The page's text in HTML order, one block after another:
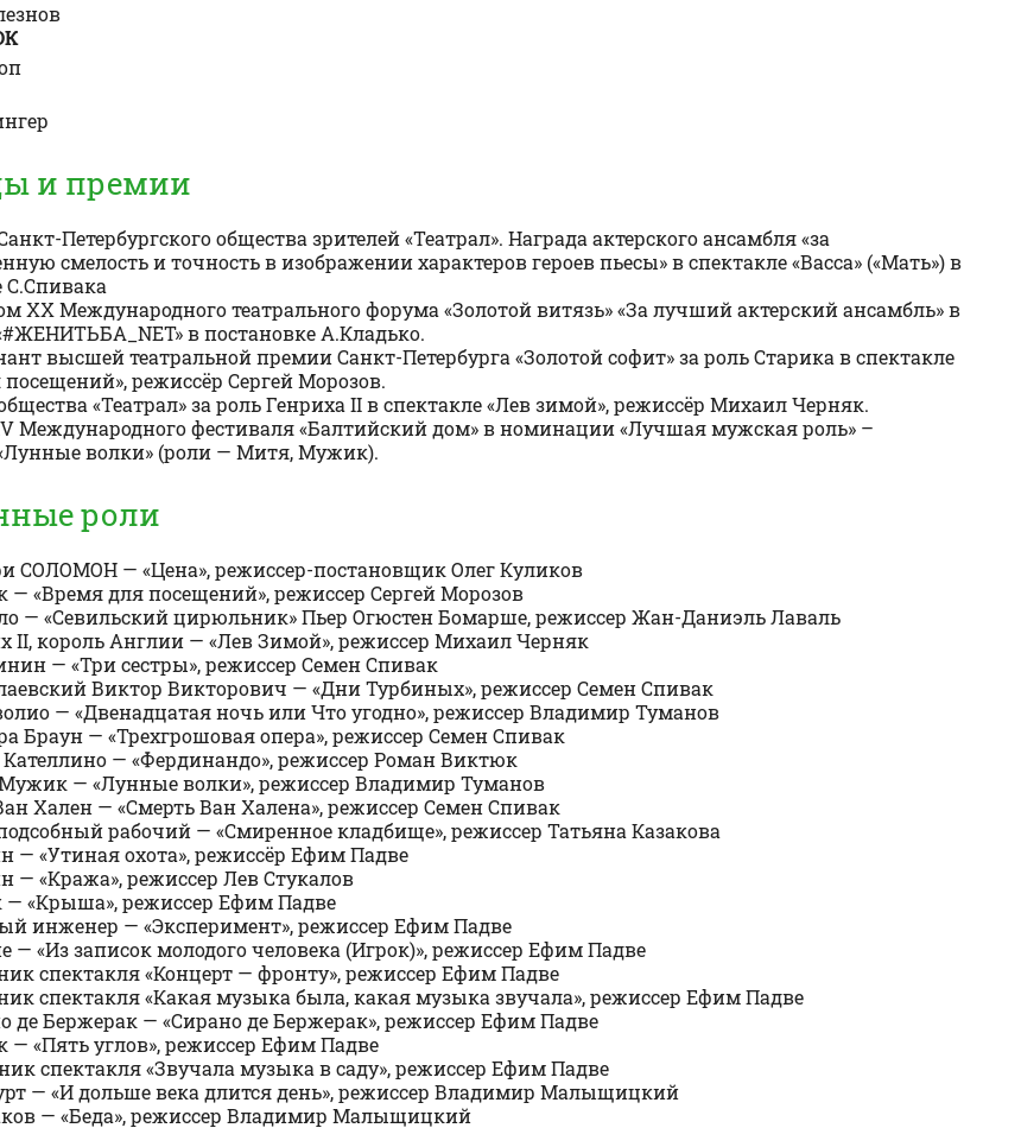
и премии
Петербургского общества зрителей «Театрал». Награда актерского ансамбля «за
смелость и точность в изображении характеров героев пьесы» в спектакле «Васса» («Мать») в
С.Спивака
XX Международного театрального форума «Золотой витязь» «За лучший актерский ансамбль» в
в постановке А.Кладько.
высшей театральной премии Санкт-Петербурга «Золотой софит» за роль Старика в спектакле
режиссёр Сергей Морозов.
«Театрал» за роль Генриха II в спектакле «Лев зимой», режиссёр Михаил Черняк.
Международного фестиваля «Балтийский дом» в номинации «Лучшая мужская роль» –
волки» (роли — Митя, Мужик).
роли
СОЛОМОН — «Цена», режиссер-постановщик Олег Куликов
— «Время для посещений», режиссер Сергей Морозов
— «Севильский цирюльник» Пьер Огюстен Бомарше, режиссер Жан-Даниэль Лаваль
II, король Англии — «Лев Зимой», режиссер Михаил Черняк
— «Три сестры», режиссер Семен Спивак
Виктор Викторович — «Дни Турбиных», режиссер Семен Спивак
— «Двенадцатая ночь или Что угодно», режиссер Владимир Туманов
Браун — «Трехгрошовая опера», режиссер Семен Спивак
Кателлино — «Фердинандо», режиссер Роман Виктюк
Мужик — «Лунные волки», режиссер Владимир Туманов
Хален — «Смерть Ван Халена», режиссер Семен Спивак
рабочий — «Смиренное кладбище», режиссер Татьяна Казакова
— «Утиная охота», режиссёр Ефим Падве
— «Кража», режиссер Лев Стукалов
— «Крыша», режиссер Ефим Падве
инженер — «Эксперимент», режиссер Ефим Падве
— «Из записок молодого человека (Игрок)», режиссер Ефим Падве
спектакля «Концерт — фронту», режиссер Ефим Падве
спектакля «Какая музыка была, какая музыка звучала», режиссер Ефим Падве
де Бержерак — «Сирано де Бержерак», режиссер Ефим Падве
— «Пять углов», режиссер Ефим Падве
спектакля «Звучала музыка в саду», режиссер Ефим Падве
— «И дольше века длится день», режиссер Владимир Малыщицкий
— «Беда», режиссер Владимир Малыщицкий